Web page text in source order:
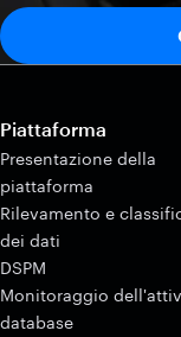
Piattaforma
Presentazione della
piattaforma
Rilevamento e
dei dati
DSPM
Monitoraggio
database